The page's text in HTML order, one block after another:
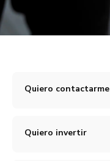
Quiero contactarme
Quiero invertir